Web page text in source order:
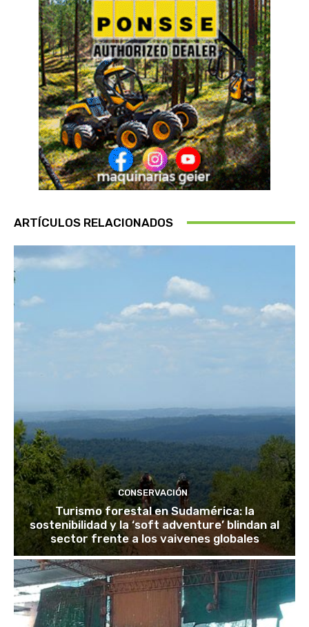
ARTÍCULOS RELACIONADOS
CONSERVACIÓN
Turismo forestal en Sudamérica: la
sostenibilidad y la ‘soft adventure’ blindan al
sector frente a los vaivenes globales